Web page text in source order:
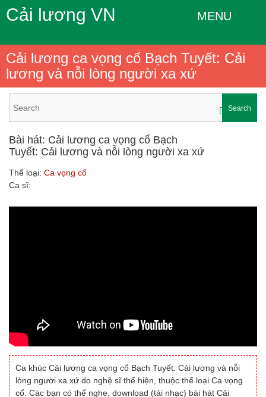
Cải lương VN MENU
Cải lương ca vọng cổ Bạch Tuyết: Cải
lương và nỗi lòng người xa xứ
Search
Bài hát: Cải lương ca vọng cổ Bạch
Tuyết: Cải lương và nỗi lòng người xa xứ
Thể loại: Ca vọng cổ
Ca sĩ:
Ca khúc Cải lương ca vọng cổ Bạch Tuyết: Cải lương và nỗi
lòng người xa xứ do nghệ sĩ thể hiện, thuộc thể loại Ca vọng
cổ. Các bạn có thể nghe, download (tải nhạc) bài hát Cải